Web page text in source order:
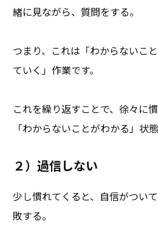
緒に見ながら、質問をする。
つまり、これは「わからないこ
ていく」作業です。
これを繰り返すことで、徐々に
「わからないことがわかる」状
２）過信しない
少し慣れてくると、自信がつい
敗する。